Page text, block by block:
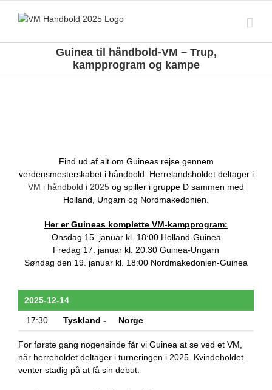
Guinea til håndbold-VM – Trup,
kampprogram og kampe
Find ud af alt om Guineas rejse gennem
verdensmesterskabet i håndbold. Herrelandsholdet deltager i
VM i håndbold i 2025 og spiller i gruppe D sammen med
Holland, Ungarn og Nordmakedonien.
Her er Guineas komplette VM-kampprogram:
Onsdag 15. januar kl. 18:00 Holland-Guinea
Fredag 17. januar kl. 20.30 Guinea-Ungarn
Søndag den 19. januar kl. 18:00 Nordmakedonien-Guinea
2025-12-14
17:30 Tyskland - Norge
For første gang nogensinde får vi Guinea at se ved et VM,
når herreholdet deltager i turneringen i 2025. Kvindeholdet
venter stadig på at få sin debut.